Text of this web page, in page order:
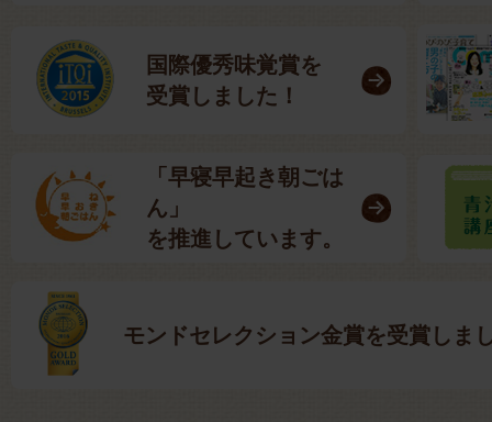
国際優秀味覚賞を
受賞しました！
「早寝早起き朝ごは
ん」
を推進しています。
モンドセレクション金賞を受賞しま